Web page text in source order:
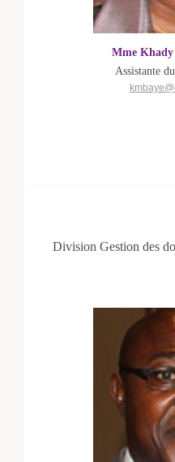
Mme
Assistante
Division Gestion des